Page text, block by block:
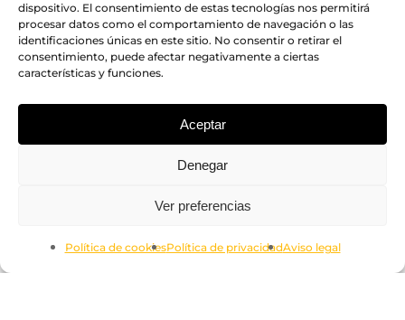
dispositivo. El consentimiento de estas tecnologías nos permitirá
procesar datos como el comportamiento de navegación o las
identificaciones únicas en este sitio. No consentir o retirar el
consentimiento, puede afectar negativamente a ciertas
características y funciones.
Aceptar
Denegar
Ver preferencias
Política de cookiesPolítica de privacidadAviso legal